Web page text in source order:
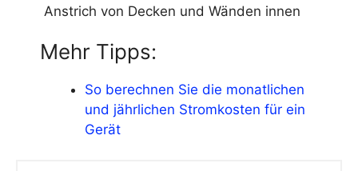
Anstrich von Decken und Wänden innen
Mehr Tipps:
So berechnen Sie die monatlichen
und jährlichen Stromkosten für ein
Gerät